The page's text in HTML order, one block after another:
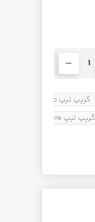
1
گریپ تیپ mob
گریپ تیپ spitfire